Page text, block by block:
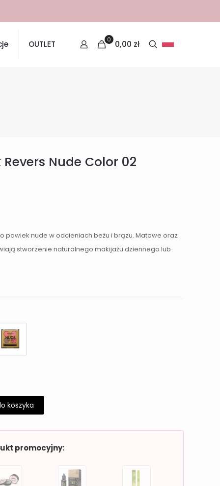
OUTLET 0 0,00 zł
Nude Color 02
powiek nude w odcieniach beżu i brązu. Matowe oraz
stworzenie naturalnego makijażu dziennego lub
koszyka
promocyjny: